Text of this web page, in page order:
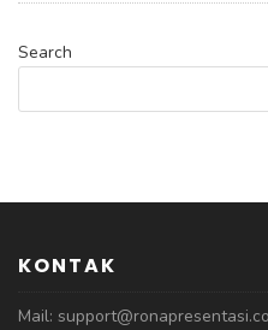
Search
KONTAK
Mail: